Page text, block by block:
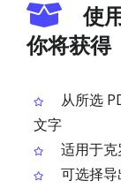
使
你将获得
从所选
文字
适用于
可选择